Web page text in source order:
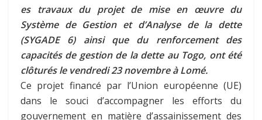
es travaux du projet de mise en œuvre du
Système de Gestion et d’Analyse de la dette
(SYGADE 6) ainsi que du renforcement des
capacités de gestion de la dette au Togo, ont été
clôturés le vendredi 23 novembre à Lomé.
Ce projet financé par l’Union européenne (UE)
dans le souci d’accompagner les efforts du
gouvernement en matière d’assainissement des